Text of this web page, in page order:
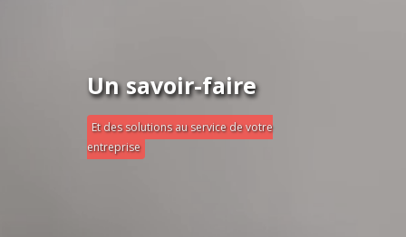
Un savoir-faire
Et des solutions au service de votre
entreprise